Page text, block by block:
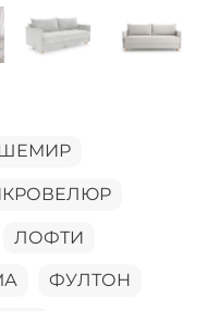
ЛОФТИ
ФУЛТОН